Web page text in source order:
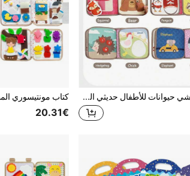
كتاب قماشي حيوانات للأطفال حديثي الولادة 0+، كتاب هادئ تفاعلي مع لعبة مطابقة الحيوانات، لعبة حسية ناعمة قابلة للغسل لوقت البطن للرضع، هدية عيد ميلاد وعطلة للمواليد الجدد والأطفال الصغار
20.31€